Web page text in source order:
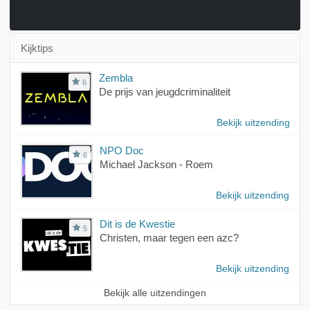
Kijktips
6
Zembla
De prijs van jeugdcriminaliteit
Bekijk uitzending
6
NPO Doc
Michael Jackson - Roem
Bekijk uitzending
5
Dit is de Kwestie
Christen, maar tegen een azc?
Bekijk uitzending
Bekijk alle uitzendingen